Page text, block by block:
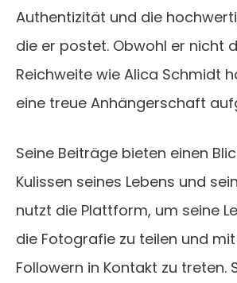
Authentizität und die
die er postet. Obwohl er nicht
Reichweite wie Alica Schmidt
eine treue Anhängerschaft
Seine Beiträge bieten einen
Kulissen seines Lebens und
nutzt die Plattform, um seine
die Fotografie zu teilen und
Followern in Kontakt zu treten.